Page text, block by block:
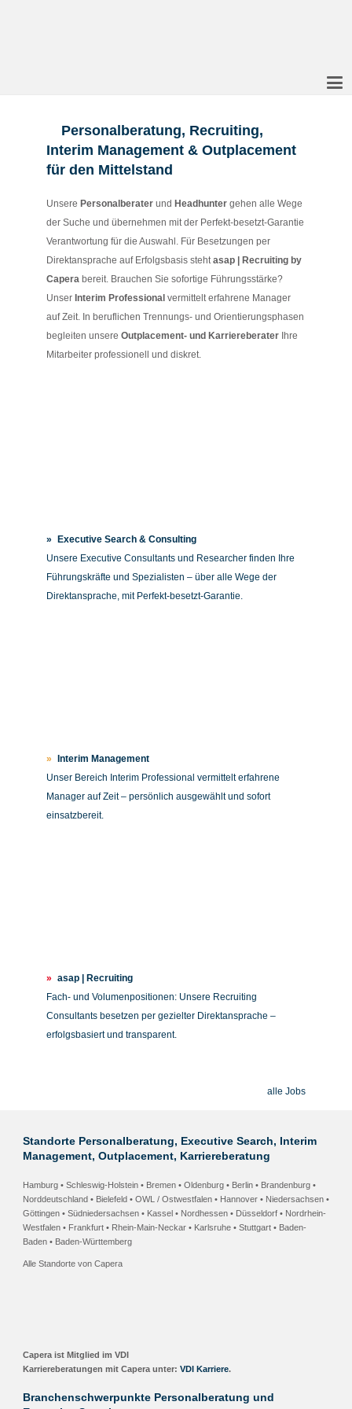
Personalberatung, Recruiting,
Interim Management & Outplacement
für den Mittelstand
Unsere Personalberater und Headhunter gehen alle Wege
der Suche und übernehmen mit der Perfekt-besetzt-Garantie
Verantwortung für die Auswahl. Für Besetzungen per
Direktansprache auf Erfolgsbasis stehtasap | Recruiting by
Capera bereit. Brauchen Sie sofortige Führungsstärke?
Unser Interim Professional vermittelt erfahrene Manager
auf Zeit. In beruflichen Trennungs- und Orientierungsphasen
begleiten unsereOutplacement- und Karriereberater Ihre
Mitarbeiter professionell und diskret.
»
Executive Search & Consulting
Unsere Executive Consultants und Researcher finden Ihre
Führungskräfte und Spezialisten – über alle Wege der
Direktansprache, mit Perfekt-besetzt-Garantie.
»
Interim Management
Unser Bereich Interim Professional vermittelt erfahrene
Manager auf Zeit – persönlich ausgewählt und sofort
einsatzbereit.
» asap | Recruiting
Fach- und Volumenpositionen: Unsere Recruiting
Consultants besetzen per gezielter Direktansprache –
erfolgsbasiert und transparent.
alle Jobs
Standorte Personalberatung, Executive Search, Interim
Management, Outplacement, Karriereberatung
Hamburg • Schleswig-Holstein• Bremen • Oldenburg• Berlin • Brandenburg•
Norddeutschland • Bielefeld • OWL / Ostwestfalen• Hannover • Niedersachsen•
Göttingen • Südniedersachsen• Kassel • Nordhessen• Düsseldorf • Nordrhein-
Westfalen • Frankfurt • Rhein-Main-Neckar • Karlsruhe• Stuttgart• Baden-
Baden• Baden-Württemberg
Alle Standorte von Capera
Capera ist Mitglied im VDI
Karriereberatungen mit Capera unter: VDI Karriere.
Branchenschwerpunkte Personalberatung und